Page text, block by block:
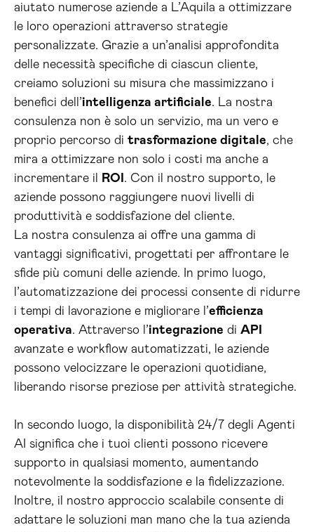
aiutato numerose aziende a L’Aquila a ottimizzare
le loro operazioni attraverso strategie
personalizzate. Grazie a un’analisi approfondita
delle necessità specifiche di ciascun cliente,
creiamo soluzioni su misura che massimizzano i
benefici dell’intelligenza artificiale. La nostra
consulenza non è solo un servizio, ma un vero e
proprio percorso di trasformazione digitale, che
mira a ottimizzare non solo i costi ma anche a
incrementare il
ROI . Con il nostro supporto, le
aziende possono raggiungere nuovi livelli di
produttività e soddisfazione del cliente.
La nostra consulenza ai offre una gamma di
vantaggi significativi, progettati per affrontare le
sfide più comuni delle aziende. In primo luogo,
l’automatizzazione dei processi consente di ridurre
i tempi di lavorazione e migliorare l’efficienza
operativa. Attraverso l’integrazione di API
avanzate e workflow automatizzati, le aziende
possono velocizzare le operazioni quotidiane,
liberando risorse preziose per attività strategiche.
In secondo luogo, la disponibilità 24/7 degli Agenti
AI significa che i tuoi clienti possono ricevere
supporto in qualsiasi momento, aumentando
notevolmente la soddisfazione e la fidelizzazione.
Inoltre, il nostro approccio scalabile consente di
adattare le soluzioni man mano che la tua azienda